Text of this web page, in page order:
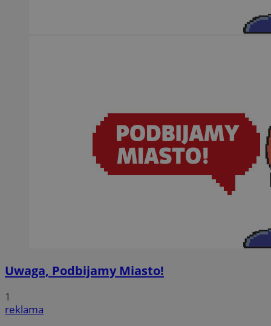
Uwaga, Podbijamy Miasto!
1
reklama